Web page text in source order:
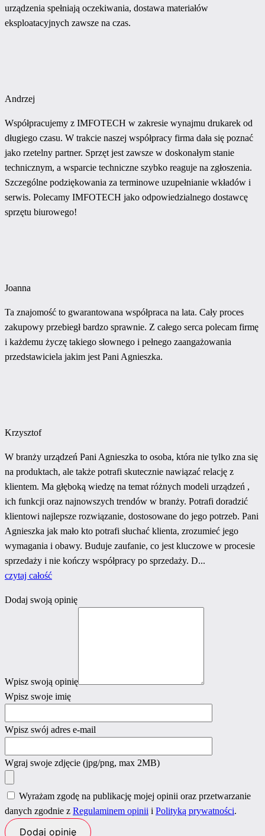
urządzenia spełniają oczekiwania, dostawa materiałów
eksploatacyjnych zawsze na czas.
Andrzej
Współpracujemy z IMFOTECH w zakresie wynajmu drukarek od
długiego czasu. W trakcie naszej współpracy firma dała się poznać
jako rzetelny partner. Sprzęt jest zawsze w doskonałym stanie
technicznym, a wsparcie techniczne szybko reaguje na zgłoszenia.
Szczególne podziękowania za terminowe uzupełnianie wkładów i
serwis. Polecamy IMFOTECH jako odpowiedzialnego dostawcę
sprzętu biurowego!
Joanna
Ta znajomość to gwarantowana współpraca na lata. Cały proces
zakupowy przebiegł bardzo sprawnie. Z całego serca polecam firmę
i każdemu życzę takiego słownego i pełnego zaangażowania
przedstawiciela jakim jest Pani Agnieszka.
Krzysztof
W branży urządzeń Pani Agnieszka to osoba, która nie tylko zna się
na produktach, ale także potrafi skutecznie nawiązać relację z
klientem. Ma głęboką wiedzę na temat różnych modeli urządzeń ,
ich funkcji oraz najnowszych trendów w branży. Potrafi doradzić
klientowi najlepsze rozwiązanie, dostosowane do jego potrzeb. Pani
Agnieszka jak mało kto potrafi słuchać klienta, zrozumieć jego
wymagania i obawy. Buduje zaufanie, co jest kluczowe w procesie
sprzedaży i nie kończy współpracy po sprzedaży. D...
czytaj całość
Dodaj swoją opinię
Wpisz swoją opinię
Wpisz swoje imię
Wpisz swój adres e-mail
Wgraj swoje zdjęcie (jpg/png, max 2MB)
Wyrażam zgodę na publikację mojej opinii oraz przetwarzanie
danych zgodnie z Regulaminem opinii i Polityką prywatności.